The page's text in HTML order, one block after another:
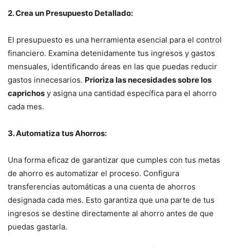
2. Crea un Presupuesto Detallado:
El presupuesto es una herramienta esencial para el control
financiero. Examina detenidamente tus ingresos y gastos
mensuales, identificando áreas en las que puedas reducir
gastos innecesarios. Prioriza las necesidades sobre los
caprichos y asigna una cantidad específica para el ahorro
cada mes.
3. Automatiza tus Ahorros:
Una forma eficaz de garantizar que cumples con tus metas
de ahorro es automatizar el proceso. Configura
transferencias automáticas a una cuenta de ahorros
designada cada mes. Esto garantiza que una parte de tus
ingresos se destine directamente al ahorro antes de que
puedas gastarla.